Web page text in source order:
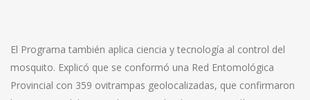
El Programa también aplica ciencia y tecnología al control del
mosquito. Explicó que se conformó una Red Entomológica
Provincial con 359 ovitrampas geolocalizadas, que confirmaron